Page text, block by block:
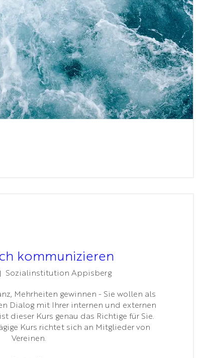
kommunizieren
Sozialinstitution Appisberg
Mehrheiten gewinnen - Sie wollen als
Dialog mit Ihrer internen und externen
dieser Kurs genau das Richtige für Sie.
Kurs richtet sich an Mitglieder von
Vereinen.